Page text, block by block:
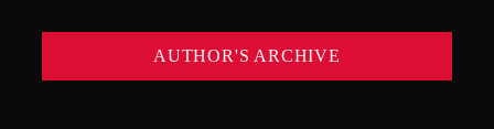
AUTHOR'S ARCHIVE